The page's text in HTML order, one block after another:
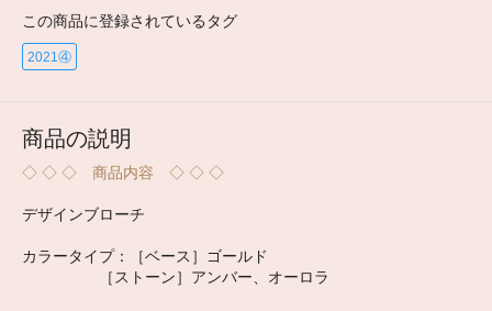
この商品に登録されているタグ
2021④
商品の説明
◇ ◇ ◇ 商品内容 ◇ ◇ ◇
デザインブローチ
カラータイプ：［ベース］ゴールド
［ストーン］アンバー、オーロラ